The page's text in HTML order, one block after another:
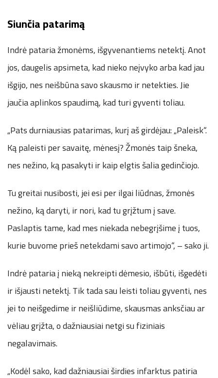
Siunčia patarimą
Indrė pataria žmonėms, išgyvenantiems netektį. Anot
jos, daugelis apsimeta, kad nieko neįvyko arba kad jau
išgijo, nes neišbūna savo skausmo ir netekties. Jie
jaučia aplinkos spaudimą, kad turi gyventi toliau.
„Pats durniausias patarimas, kurį aš girdėjau: „Paleisk“.
Ką paleisti per savaitę, mėnesį? Žmonės taip šneka,
nes nežino, ką pasakyti ir kaip elgtis šalia gedinčiojo.
Tu greitai nusibosti, jei esi per ilgai liūdnas, žmonės
nežino, ką daryti, ir nori, kad tu grįžtum į save.
Paslaptis tame, kad mes niekada nebegrįšime į tuos,
kurie buvome prieš netekdami savo artimojo“, – sako ji.
Indrė pataria į nieką nekreipti dėmesio, išbūti, išgedėti
ir išjausti netektį. Tik tada sau leisti toliau gyventi, nes
jei to neišgedime ir neišliūdime, skausmas anksčiau ar
vėliau grįžta, o dažniausiai netgi su fiziniais
negalavimais.
„Kodėl sako, kad dažniausiai širdies infarktus patiria